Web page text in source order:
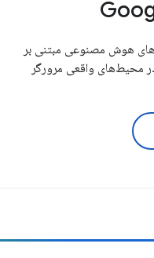
هوش مصنوعی مبتنی بر
محیط‌های واقعی مرورگر